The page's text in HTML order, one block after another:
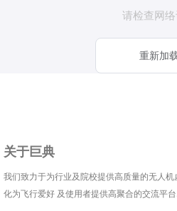
请检查网
重新加
关于巨典
我们致力于为行业及院校提供高质量的无人
化为飞行爱好 及使用者提供高聚合的交流平